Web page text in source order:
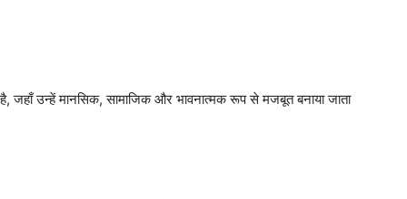
है, जहाँ उन्हें मानसिक, सामाजिक और भावनात्मक रूप से मजबूत बनाया जाता